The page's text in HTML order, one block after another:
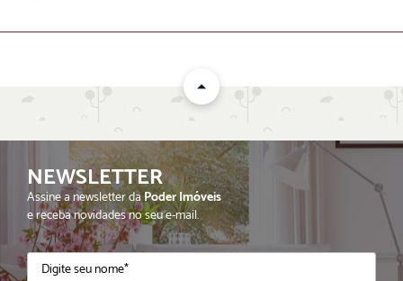
ENVIAR
NEWSLETTER
Assine a newsletter daPoder Imóveis
e receba novidades no seu e-mail.